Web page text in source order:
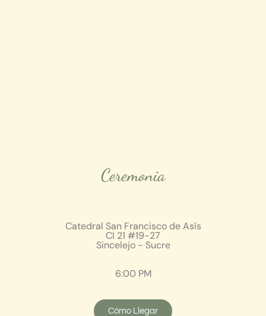
Ceremonia
Catedral San Francisco de Asís
Cl 21 #19-27
Sincelejo - Sucre
6:00 PM
Cómo Llegar